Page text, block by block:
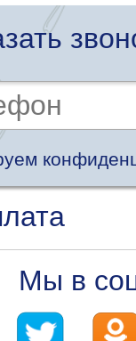
Мы в